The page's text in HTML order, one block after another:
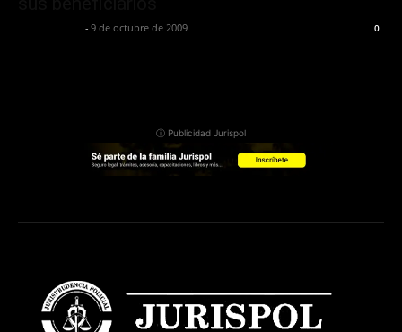
- 9 de octubre de 2009 0
ⓘ Publicidad Jurispol